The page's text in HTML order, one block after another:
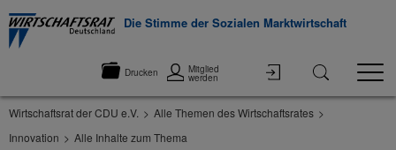
Die Stimme der Sozialen Marktwirtschaft
Drucken Mitglied
werden
Wirtschaftsrat der CDU e.V.
Alle Themen des Wirtschaftsrates
Innovation
Alle Inhalte zum Thema